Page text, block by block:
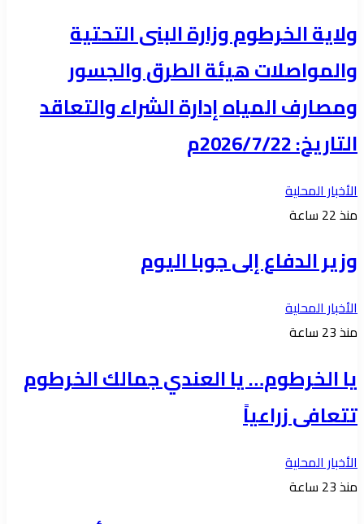
ولاية الخرطوم وزارة البنى التحتية
والمواصلات هيئة الطرق والجسور
ومصارف المياه إدارة الشراء والتعاقد
التاريخ: 2026/7/22م
الأخبار المحلية
منذ 22 ساعة
وزير الدفاع إلى جوبا اليوم
الأخبار المحلية
منذ 23 ساعة
يا الخرطوم… يا العندي جمالك الخرطوم
تتعافى زراعياً
الأخبار المحلية
منذ 23 ساعة